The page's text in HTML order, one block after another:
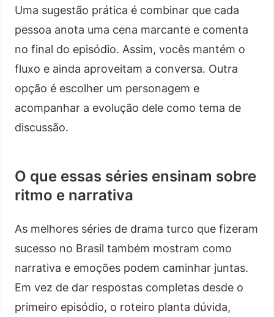
Uma sugestão prática é combinar que cada
pessoa anota uma cena marcante e comenta
no final do episódio. Assim, vocês mantém o
fluxo e ainda aproveitam a conversa. Outra
opção é escolher um personagem e
acompanhar a evolução dele como tema de
discussão.
O que essas séries ensinam sobre
ritmo e narrativa
As melhores séries de drama turco que fizeram
sucesso no Brasil também mostram como
narrativa e emoções podem caminhar juntas.
Em vez de dar respostas completas desde o
primeiro episódio, o roteiro planta dúvida,